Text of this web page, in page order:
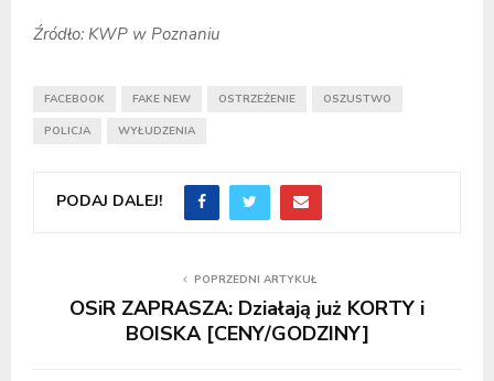
Źródło: KWP w Poznaniu
FACEBOOK FAKE NEW OSTRZEŻENIE OSZUSTWO
POLICJA WYŁUDZENIA
PODAJ DALEJ!
POPRZEDNI ARTYKUŁ
OSiR ZAPRASZA: Działają już KORTY i
BOISKA [CENY/GODZINY]